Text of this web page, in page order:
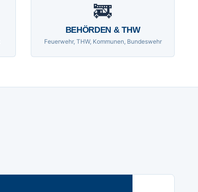
🚒
BEHÖRDEN & THW
Feuerwehr, THW, Kommunen, Bundeswehr